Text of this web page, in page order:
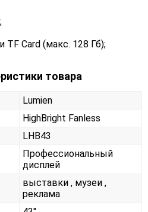
TF Card (макс. 128 Гб);
товара
Lumien
HighBright Fanless
LHB43
Профессиональный
дисплей
выставки , музеи ,
реклама